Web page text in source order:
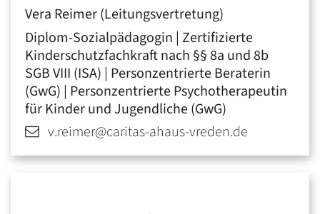
Vera Reimer (Leitungsvertretung)
Diplom-Sozialpädagogin | Zertifizierte
Kinderschutzfachkraft nach §§ 8a und 8b
SGB VIII (ISA) | Personzentrierte Beraterin
(GwG) | Personzentrierte Psychotherapeutin
für Kinder und Jugendliche (GwG)
v.reimer@caritas-ahaus-vreden.de